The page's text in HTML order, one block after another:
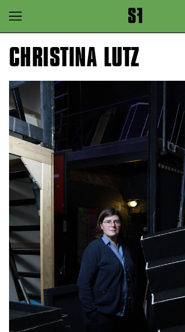
Zur Hauptnavigation springen
Zum Hauptinhalt springen
CHRISTINA LUTZ